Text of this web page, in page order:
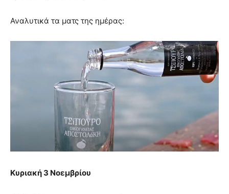
Αναλυτικά τα ματς της ημέρας:
Κυριακή 3 Νοεμβρίου